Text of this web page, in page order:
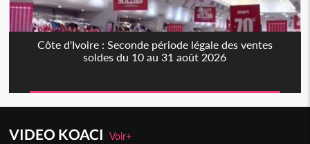
Côte d'Ivoire : Seconde période légale des ventes
soldes du 10 au 31 août 2026
VIDEO KOACIVoir+